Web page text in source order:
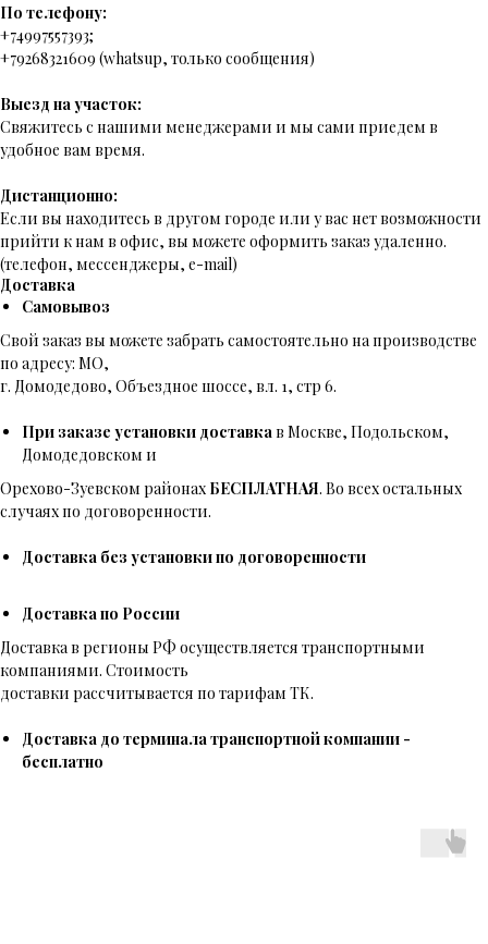
По телефону:
+74997557393;
+79268321609 (whatsup, только сообщения)
Выезд на участок:
Свяжитесь с нашими менеджерами и мы сами приедем в
удобное вам время.
Дистанционно:
Если вы находитесь в другом городе или у вас нет возможности
прийти к нам в офис, вы можете оформить заказ удаленно.
(телефон, мессенджеры, e-mail)
Доставка
Самовывоз
Свой заказ вы можете забрать самостоятельно на производстве
по адресу: МО,
г. Домодедово, Объездное шоссе, вл. 1, стр 6.
При заказе установки доставкав Москве, Подольском,
Домодедовском и
Орехово-Зуевском районах БЕСПЛАТНАЯ. Во всех остальных
случаях по договоренности.
Доставка без установки по договоренности
Доставка по России
Доставка в регионы РФ осуществляется транспортными
компаниями. Стоимость
доставки рассчитывается по тарифам ТК.
Доставка до терминала транспортной компании -
бесплатно